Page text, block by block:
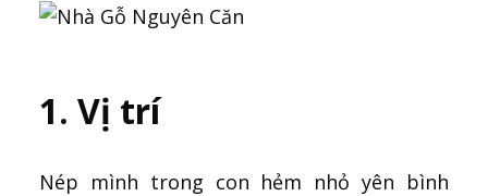
1. Vị trí
Nép mình trong con hẻm nhỏ yên bình